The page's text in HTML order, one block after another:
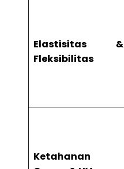
Elastisitas &
Fleksibilitas
Ketahanan